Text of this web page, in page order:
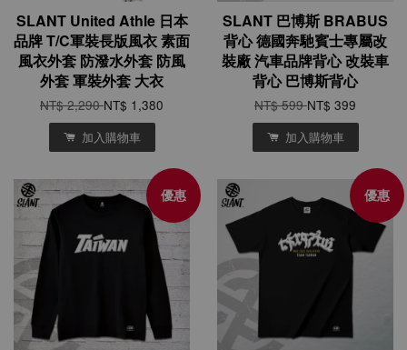
SLANT United Athle 日本
品牌 T/C軍裝長版風衣 素面
風衣外套 防潑水外套 防風
外套 軍裝外套 大衣
NT$ 2,290NT$ 1,380
加入購物車
SLANT 巴博斯 BRABUS
背心 德國奔馳賓士專屬改
裝廠 汽車品牌背心 改裝車
背心 巴博斯背心
NT$ 599NT$ 399
加入購物車
優惠 優惠